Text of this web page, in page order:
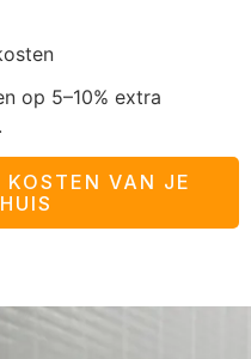
op 5–10% extra
KOSTEN VAN JE